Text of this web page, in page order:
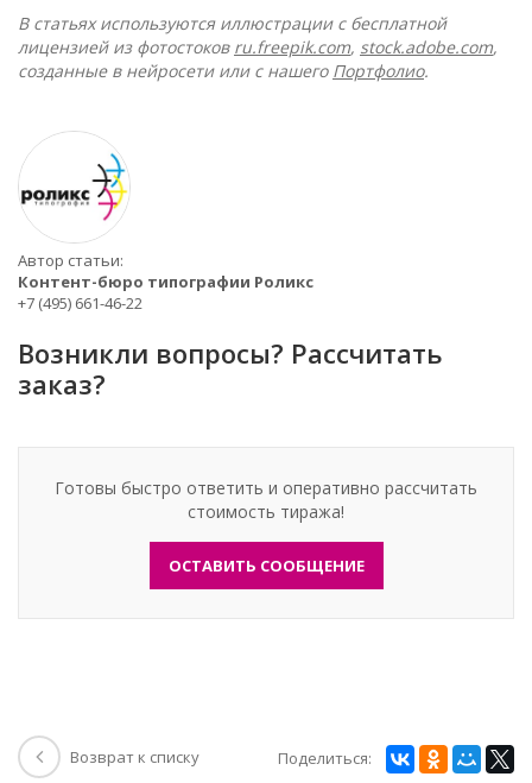
В статьях используются иллюстрации с бесплатной
лицензией из фотостоков ru.freepik.com, stock.adobe.com,
созданные в нейросети или с нашего Портфолио.
Автор статьи:
Контент-бюро типографии Роликс
+7 (495) 661-46-22
Возникли вопросы? Рассчитать
заказ?
Готовы быстро ответить и оперативно рассчитать
стоимость тиража!
ОСТАВИТЬ СООБЩЕНИЕ
Возврат к списку Поделиться: